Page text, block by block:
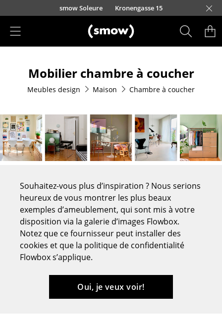
Accéder directement au contenu
smow Soleure Kronengasse 15
Sièges
Chaises de cuisine & salle à manger
Canapés
Fauteuils
Fauteuils lounge
Chaises cantilever
Chaises et Tabourets de bar
Tabourets
Bancs & Chaises longues
Poufs poires
Mobilier chambre à coucher
Meubles design Maison Chambre à coucher
Souhaitez-vous plus d’inspiration ? Nous serions
heureux de vous montrer les plus beaux
exemples d’ameublement, qui sont mis à votre
disposition via la galerie d’images Flowbox.
Notez que ce fournisseur peut installer des
cookies et que la politique de confidentialité
Flowbox s’applique.
Oui, je veux voir!